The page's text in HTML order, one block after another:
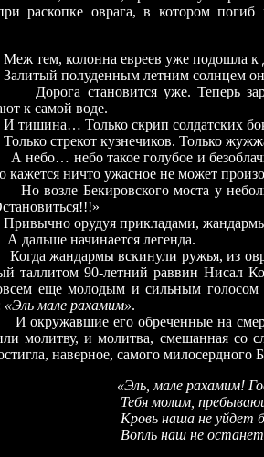
раскопке оврага, в котором
колонна евреев уже подошла к
полуденным летним солнцем он
Дорога становится уже. Теперь
к самой воде.
И тишина… Только скрип солдатских
Только стрекот кузнечиков. Только
А небо… небо такое голубое и
кажется ничто ужасное не может
Бекировского моста у
орудуя прикладами, жандармы
начинается легенда.
вскинули ружья, из
таллитом 90-летний раввин Нисал
еще молодым и сильным
«Эль мале рахамим».
И окружавшие его обреченные на
молитву, и молитва, смешанная со
наверное, самого милосердного
«Эль, мале рахамим!
Тебя молим,
Кровь наша не уйдет
Вопль наш не